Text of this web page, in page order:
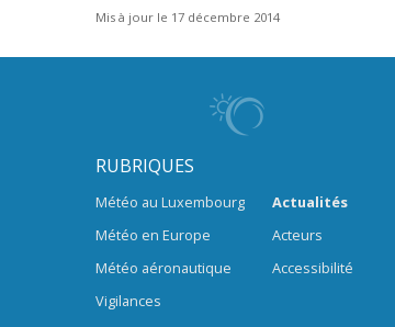
Mis à jour le 17 décembre 2014
RUBRIQUES
Météo au Luxembourg
Météo en Europe
Météo aéronautique
Vigilances
Actualités
Acteurs
Accessibilité